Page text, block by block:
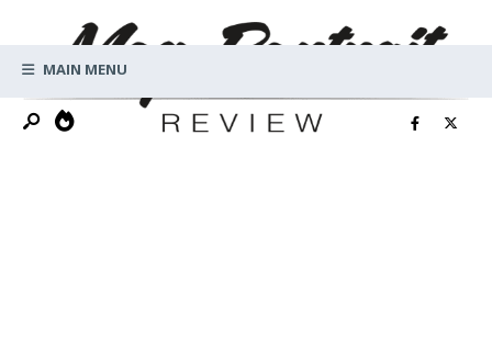
contentMAIN MENU